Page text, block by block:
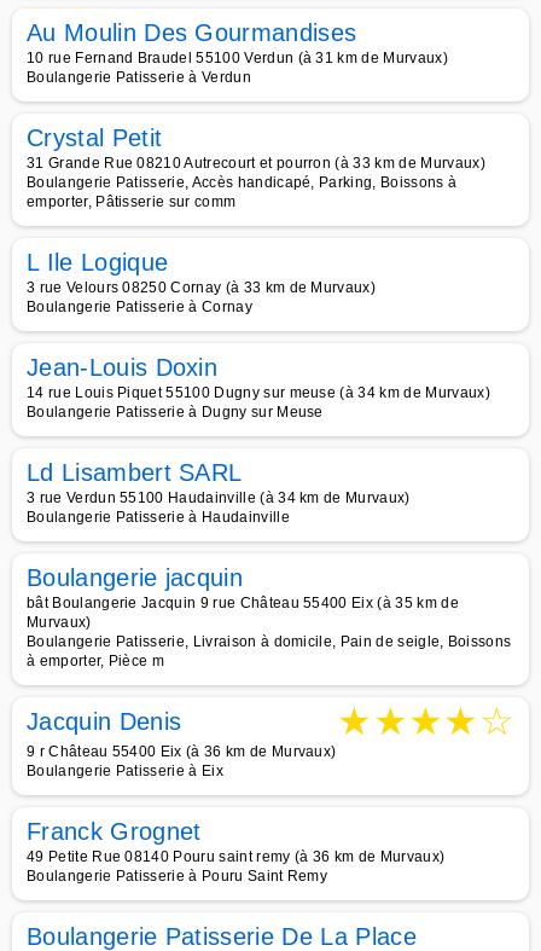
Au Moulin Des Gourmandises
10 rue Fernand Braudel 55100 Verdun (à 31 km de Murvaux)
Boulangerie Patisserie à Verdun
Crystal Petit
31 Grande Rue 08210 Autrecourt et pourron (à 33 km de Murvaux)
Boulangerie Patisserie, Accès handicapé, Parking, Boissons à
emporter, Pâtisserie sur comm
L Ile Logique
3 rue Velours 08250 Cornay (à 33 km de Murvaux)
Boulangerie Patisserie à Cornay
Jean-Louis Doxin
14 rue Louis Piquet 55100 Dugny sur meuse (à 34 km de Murvaux)
Boulangerie Patisserie à Dugny sur Meuse
Ld Lisambert SARL
3 rue Verdun 55100 Haudainville (à 34 km de Murvaux)
Boulangerie Patisserie à Haudainville
Boulangerie jacquin
bât Boulangerie Jacquin 9 rue Château 55400 Eix (à 35 km de
Murvaux)
Boulangerie Patisserie, Livraison à domicile, Pain de seigle, Boissons
à emporter, Pièce m
Jacquin Denis ★★★★☆
9 r Château 55400 Eix (à 36 km de Murvaux)
Boulangerie Patisserie à Eix
Franck Grognet
49 Petite Rue 08140 Pouru saint remy (à 36 km de Murvaux)
Boulangerie Patisserie à Pouru Saint Remy
Boulangerie Patisserie De La Place